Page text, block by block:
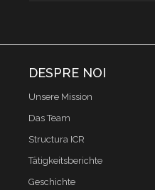
DESPRE NOI
Unsere Mission
Das Team
Structura ICR
Tätigkeitsberichte
Geschichte